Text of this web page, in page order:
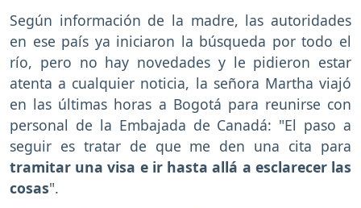
Según información de la madre, las autoridades
en ese país ya iniciaron la búsqueda por todo el
río, pero no hay novedades y le pidieron estar
atenta a cualquier noticia, la señora Martha viajó
en las últimas horas a Bogotá para reunirse con
personal de la Embajada de Canadá: "El paso a
seguir es tratar de que me den una cita para
tramitar una visa e ir hasta allá a esclarecer las
cosas".